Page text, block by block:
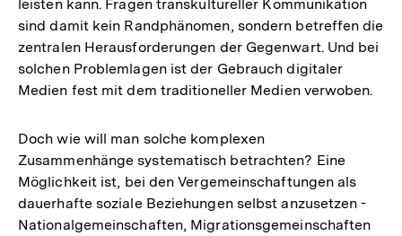
leisten kann. Fragen transkultureller Kommunikation
sind damit kein Randphänomen, sondern betreffen die
zentralen Herausforderungen der Gegenwart. Und bei
solchen Problemlagen ist der Gebrauch digitaler
Medien fest mit dem traditioneller Medien verwoben.
Doch wie will man solche komplexen
Zusammenhänge systematisch betrachten? Eine
Möglichkeit ist, bei den Vergemeinschaftungen als
dauerhafte soziale Beziehungen selbst anzusetzen -
Nationalgemeinschaften, Migrationsgemeinschaften